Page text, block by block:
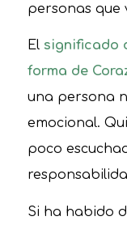
personas que
El significado
forma de
una persona
emocional.
poco
Si ha habido